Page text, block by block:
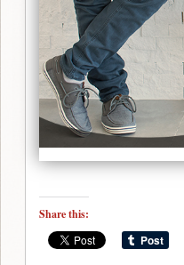
Share this: